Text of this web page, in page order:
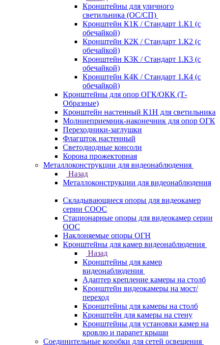
Кронштейны для уличного
светильника (ОС/СП)
Кронштейн К1К / Стандарт 1.К1 (с
обечайкой)
Кронштейн К2К / Стандарт 1.К2 (с
обечайкой)
Кронштейн К3К / Стандарт 1.К3 (с
обечайкой)
Кронштейн К4К / Стандарт 1.К4 (с
обечайкой)
Кронштейны для опор ОГК/ОКК (Т-
Образные)
Кронштейн настенный К1Н для светильника
Молниеприемник-наконечник для опор ОГК
Переходники-заглушки
Флагшток настенный
Светодиодные консоли
Корона прожекторная
Металлоконструкции для видеонаблюдения
Назад
Металлоконструкции для видеонаблюдения
Складывающиеся опоры для видеокамер
серии СООС
Стационарные опоры для видеокамер серии
ООС
Наклоняемые опоры ОГН
Кронштейны для камер видеонаблюдения
Назад
Кронштейны для камер
видеонаблюдения
Адаптер крепление камеры на столб
Кронштейн видеокамеры на мост/
переход
Кронштейны для камеры на столб
Кронштейн для камеры на стену
Кронштейны для установки камер на
кровлю и парапет крыши
Соединительные коробки для сетей освещения